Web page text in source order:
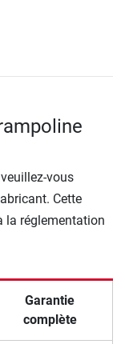
vous
Cette
la réglementation
Garantie
complète